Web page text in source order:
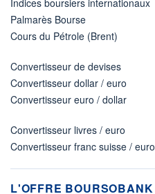
Palmarès Bourse
Cours du Pétrole (Brent)
Convertisseur de devises
Convertisseur dollar / euro
Convertisseur euro / dollar
Convertisseur livres / euro
Convertisseur franc suisse / euro
L'OFFRE BOURSOBANK